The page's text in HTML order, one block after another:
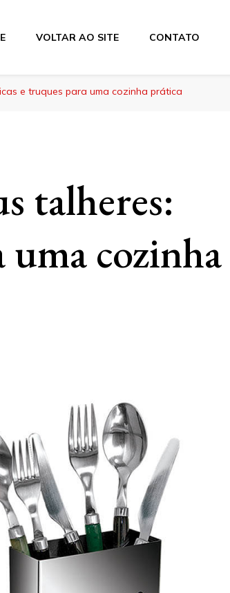
VOLTAR AO SITE CONTATO
e truques para uma cozinha prática
talheres:
uma cozinha